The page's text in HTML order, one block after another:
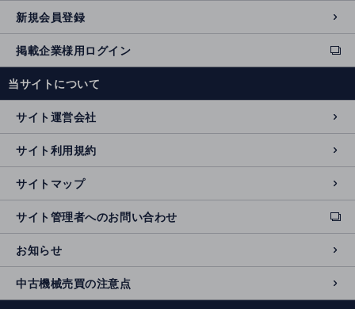
新規会員登録
掲載企業様用ログイン
ext
e
n
al
si
t
e
当サイトについて
サイト運営会社
サイト利用規約
サイトマップ
サイト管理者へのお問い合わせ
ext
e
r
n
al
si
お知らせ
中古機械売買の注意点